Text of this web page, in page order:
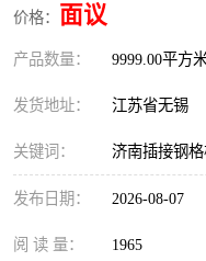
价格： 面议
产品数量： 9999.00平方
发货地址： 江苏省无锡
关键词： 济南插接钢
发布日期： 2026-08-07
阅 读 量： 1965